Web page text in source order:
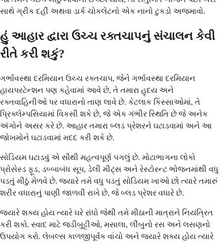
સાથે ગ્રીક દહીં અથવા ડાર્ક ચોકલેટનો એક નાનો ટુકડો અજમાવો.
હું આહાર દ્વારા ઉચ્ચ રક્તચાપનું સંચાલન કેવી
રીતે કરી શકું?
ગર્ભાવસ્થા દરમિયાન ઉચ્ચ રક્તચાપ, જેને ગર્ભાવસ્થા દરમિયાન
હાયપરટેન્શન પણ કહેવામાં આવે છે, તે તમારા હૃદય અને
રક્તવાહિનીઓ પર વધારાનો તાણ લાવે છે. કેટલાક કિસ્સાઓમાં, તે
પ્રિક્લેમ્પસિયામાં વિકસી શકે છે, જે એક ગંભીર સ્થિતિ છે જે અનેક
અંગોને અસર કરે છે. આહાર તમારા બ્લડ પ્રેશરને ઘટાડવામાં અને આ
જોખમોને ઘટાડવામાં મદદ કરી શકે છે.
સોડિયમ ઘટાડવું એ સૌથી મહત્વપૂર્ણ પગલું છે. મોટાભાગના લોકો
પ્રોસેસ્ડ ફૂડ, ડબ્બાબંધ સૂપ, ડેલી મીટ્સ અને રેસ્ટોરન્ટ ભોજનમાંથી વધુ
પડતું મીઠું મેળવે છે. જ્યારે તમે વધુ પડતું સોડિયમ ખાઓ છો ત્યારે તમારું
શરીર વધારાનું પાણી જાળવી રાખે છે, જે બ્લડ પ્રેશર વધારે છે.
જ્યારે શક્ય હોય ત્યારે ઘરે રાંધો જેથી તમે મીઠાની માત્રાને નિયંત્રિત
કરી શકો. સ્વાદ માટે જડીબુટ્ટીઓ, મસાલા, લીંબુનો રસ અને લસણનો
ઉપયોગ કરો. લેબલ્સ કાળજીપૂર્વક વાંચો અને જ્યારે શક્ય હોય ત્યારે